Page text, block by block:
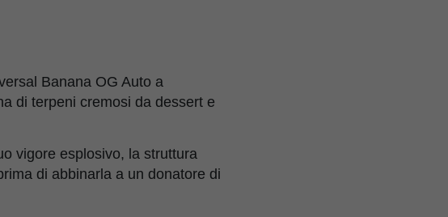
Banana OG Auto a
di terpeni cremosi da dessert e
vigore esplosivo, la struttura
di abbinarla a un donatore di